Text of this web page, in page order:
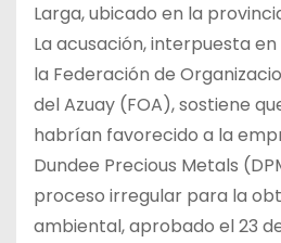
Larga, ubicado en la
La acusación, interpuesta
la Federación de
del Azuay (FOA), sostiene
habrían favorecido a la
Dundee Precious Metals
proceso irregular para la
ambiental, aprobado el 23